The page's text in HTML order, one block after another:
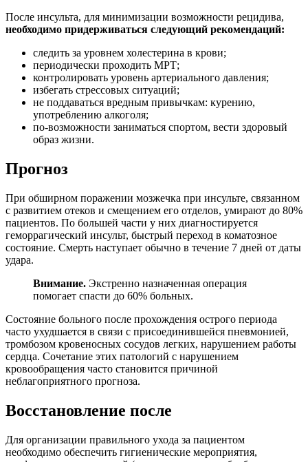
После инсульта, для минимизации возможности рецидива,
необходимо придерживаться следующий рекомендаций:
следить за уровнем холестерина в крови;
периодически проходить МРТ;
контролировать уровень артериального давления;
избегать стрессовых ситуаций;
не поддаваться вредным привычкам: курению,
употреблению алкоголя;
по-возможности заниматься спортом, вести здоровый
образ жизни.
Прогноз
При обширном поражении мозжечка при инсульте, связанном
с развитием отеков и смещением его отделов, умирают до 80%
пациентов. По большей части у них диагностируется
геморрагический инсульт, быстрый переход в коматозное
состояние. Смерть наступает обычно в течение 7 дней от даты
удара.
Внимание. Экстренно назначенная операция
помогает спасти до 60% больных.
Состояние больного после прохождения острого периода
часто ухудшается в связи с присоединившейся пневмонией,
тромбозом кровеносных сосудов легких, нарушением работы
сердца. Сочетание этих патологий с нарушением
кровообращения часто становится причиной
неблагоприятного прогноза.
Восстановление после
Для организации правильного ухода за пациентом
необходимо обеспечить гигиенические мероприятия,